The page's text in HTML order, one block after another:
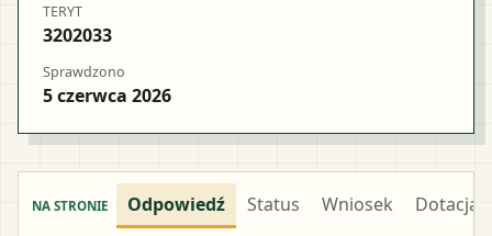
TERYT
3202033
Sprawdzono
5 czerwca 2026
NA STRONIE Odpowiedź Status Wniosek Dotacja